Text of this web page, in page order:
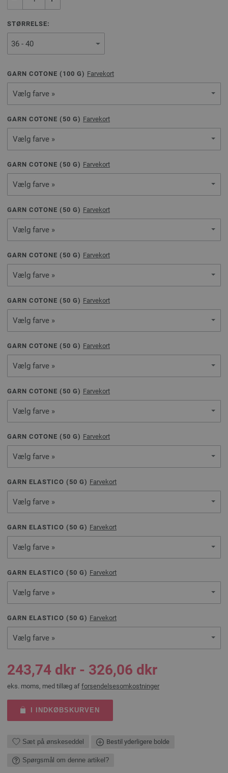
STØRRELSE:
GARN COTONE ( 100 G) Farvekort
Vælg farve »
GARN COTONE ( 50 G) Farvekort
Vælg farve »
GARN COTONE ( 50 G) Farvekort
Vælg farve »
GARN COTONE ( 50 G) Farvekort
Vælg farve »
GARN COTONE ( 50 G) Farvekort
Vælg farve »
GARN COTONE ( 50 G) Farvekort
Vælg farve »
GARN COTONE ( 50 G) Farvekort
Vælg farve »
GARN COTONE ( 50 G) Farvekort
Vælg farve »
GARN COTONE ( 50 G) Farvekort
Vælg farve »
GARN ELASTICO ( 50 G) Farvekort
Vælg farve »
GARN ELASTICO ( 50 G) Farvekort
Vælg farve »
GARN ELASTICO ( 50 G) Farvekort
Vælg farve »
GARN ELASTICO ( 50 G) Farvekort
Vælg farve »
243,74 dkr - 326,06 dkr
eks. moms, med tillæg af forsendelsesomkostninger
I INDKØBSKURVEN
Sæt på ønskeseddel Bestil yderligere bolde
Spørgsmål om denne artikel?